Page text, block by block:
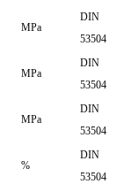
MPa
DIN
53504
MPa
DIN
53504
MPa
DIN
53504
%
DIN
53504